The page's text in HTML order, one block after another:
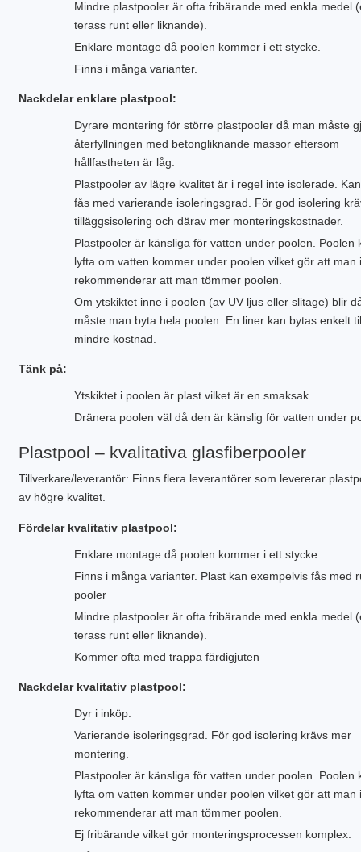
Mindre plastpooler är ofta fribärande med enkla medel
terass runt eller liknande).
Enklare montage då poolen kommer i ett stycke.
Finns i många varianter.
Nackdelar enklare plastpool:
Dyrare montering för större plastpooler då man måste
återfyllningen med betongliknande massor eftersom
hållfastheten är låg.
Plastpooler av lägre kvalitet är i regel inte isolerade.
fås med varierande isoleringsgrad. För god isolering
tilläggsisolering och därav mer monteringskostnader.
Plastpooler är känsliga för vatten under poolen. Poolen
lyfta om vatten kommer under poolen vilket gör att man
rekommenderar att man tömmer poolen.
Om ytskiktet inne i poolen (av UV ljus eller slitage) blir
måste man byta hela poolen. En liner kan bytas enkelt
mindre kostnad.
Tänk på:
Ytskiktet i poolen är plast vilket är en smaksak.
Dränera poolen väl då den är känslig för vatten under
Plastpool – kvalitativa glasfiberpooler
Tillverkare/leverantör: Finns flera leverantörer som levererar
av högre kvalitet.
Fördelar kvalitativ plastpool:
Enklare montage då poolen kommer i ett stycke.
Finns i många varianter. Plast kan exempelvis fås med
pooler
Mindre plastpooler är ofta fribärande med enkla medel
terass runt eller liknande).
Kommer ofta med trappa färdigjuten
Nackdelar kvalitativ plastpool:
Dyr i inköp.
Varierande isoleringsgrad. För god isolering krävs mer
montering.
Plastpooler är känsliga för vatten under poolen. Poolen
lyfta om vatten kommer under poolen vilket gör att man
rekommenderar att man tömmer poolen.
Ej fribärande vilket gör monteringsprocessen komplex.